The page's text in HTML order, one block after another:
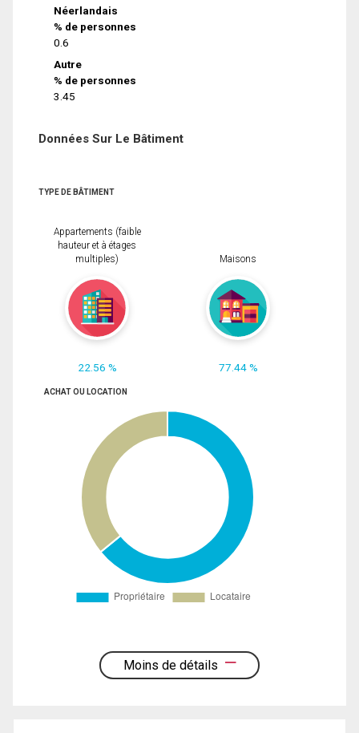
Néerlandais
% de personnes
0.6
Autre
% de personnes
3.45
Données Sur Le Bâtiment
TYPE DE BÂTIMENT
Appartements (faible
hauteur et à étages
multiples)
22.56 %
Maisons
77.44 %
ACHAT OU LOCATION
Moins de détails